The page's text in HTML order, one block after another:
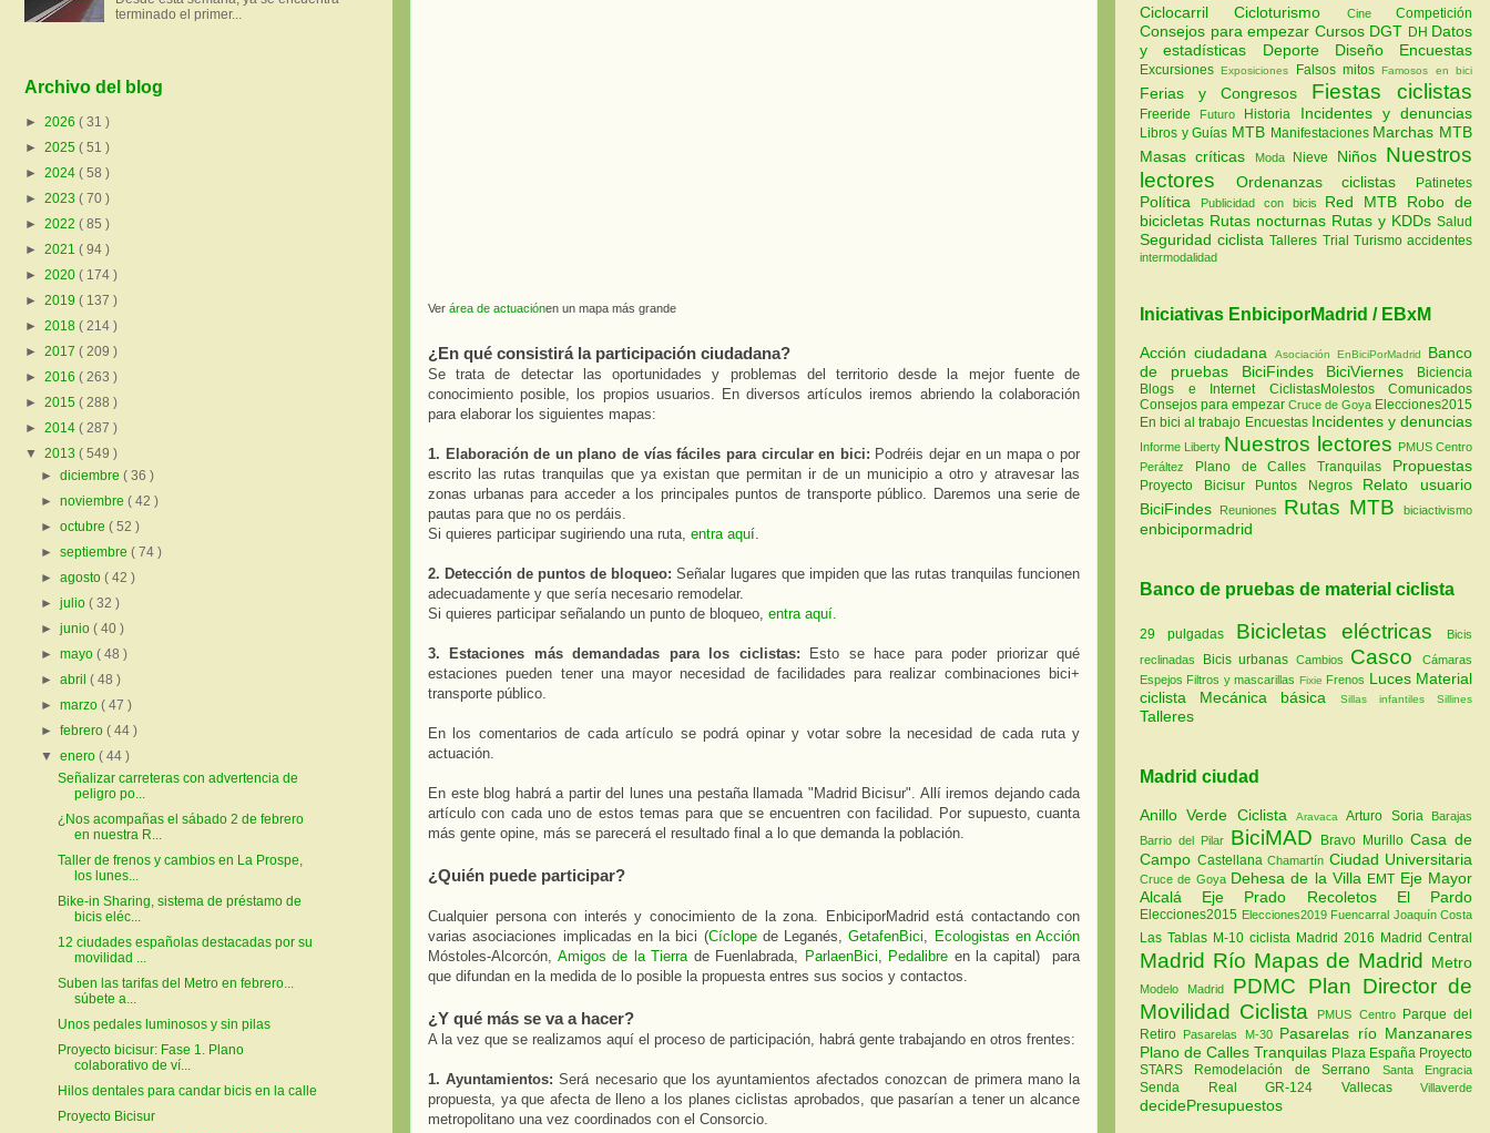
Ver área de actuaciónen un mapa más grande
¿En qué consistirá la participación ciudadana?
Se trata de detectar las oportunidades y problemas del territorio desde la mejor fuente de
conocimiento posible, los propios usuarios. En diversos artículos iremos abriendo la colaboración
para elaborar los siguientes mapas:
1. Elaboración de un plano de vías fáciles para circular en bici: Podréis dejar en un mapa o por
escrito las rutas tranquilas que ya existan que permitan ir de un municipio a otro y atravesar las
zonas urbanas para acceder a los principales puntos de transporte público. Daremos una serie de
pautas para que no os perdáis.
Si quieres participar sugiriendo una ruta, entra aquí.
2. Detección de puntos de bloqueo: Señalar lugares que impiden que las rutas tranquilas funcionen
adecuadamente y que sería necesario remodelar.
Si quieres participar señalando un punto de bloqueo, entra aquí.
3. Estaciones más demandadas para los ciclistas: Esto se hace para poder priorizar qué
estaciones pueden tener una mayor necesidad de facilidades para realizar combinaciones bici+
transporte público.
En los comentarios de cada artículo se podrá opinar y votar sobre la necesidad de cada ruta y
actuación.
En este blog habrá a partir del lunes una pestaña llamada "Madrid Bicisur". Allí iremos dejando cada
artículo con cada uno de estos temas para que se encuentren con facilidad. Por supuesto, cuanta
más gente opine, más se parecerá el resultado final a lo que demanda la población.
¿Quién puede participar?
Cualquier persona con interés y conocimiento de la zona. EnbiciporMadrid está contactando con
varias asociaciones implicadas en la bici (Cíclope de Leganés,GetafenBici
Ecologistas en Acción
Móstoles-Alcorcón, Amigos de la Tierra de Fuenlabrada, ParlaenBici Pedalibre en la capital) para
que difundan en la medida de lo posible la propuesta entres sus socios y contactos.
¿Y qué más se va a hacer?
A la vez que se realizamos aquí el proceso de participación, habrá gente trabajando en otros frentes:
1. Ayuntamientos:Será necesario que los ayuntamientos afectados conozcan de primera mano la
propuesta, ya que afecta de lleno a los planes ciclistas aprobados, que pasarían a tener un alcance
metropolitano una vez coordinados con el Consorcio.
terminado el primer...
Archivo del blog
► 2026 ( 31 )
► 2025 ( 51 )
► 2024 ( 58 )
► 2023 ( 70 )
► 2022 ( 85 )
► 2021 ( 94 )
► 2020 ( 174 )
► 2019 ( 137 )
► 2018 ( 214 )
► 2017 ( 209 )
► 2016 ( 263 )
► 2015 ( 288 )
► 2014 ( 287 )
▼ 2013 ( 549 )
►diciembre( 36 )
►noviembre( 42 )
►octubre( 52 )
►septiembre( 74 )
►agosto( 42 )
►julio( 32 )
►junio( 40 )
►mayo( 48 )
►abril( 48 )
►marzo( 47 )
►febrero( 44 )
▼enero( 44 )
Señalizar carreteras con advertencia de
peligro po...
¿Nos acompañas el sábado 2 de febrero
en nuestra R...
Taller de frenos y cambios en La Prospe,
los lunes...
Bike-in Sharing, sistema de préstamo de
bicis eléc...
12 ciudades españolas destacadas por su
movilidad ...
Suben las tarifas del Metro en febrero...
súbete a...
Unos pedales luminosos y sin pilas
Proyecto bicisur: Fase 1. Plano
colaborativo de ví...
Hilos dentales para candar bicis en la calle
Proyecto Bicisur
CiclocarrilCicloturismo CineCompetición
Consejos para empezar Cursos DGT DH Datos
y estadísticas Deporte Diseño Encuestas
ExcursionesExposiciones Falsos mitosFamosos en bici
Ferias y Congresos Fiestas ciclistas
Freeride Futuro Historia Incidentes y denuncias
Libros y Guías MTB Manifestaciones Marchas MTB
Masas críticas
Moda Nieve Niños Nuestros
lectores
Ordenanzas ciclistas Patinetes
Política Publicidad con bicis Red MTB Robo de
bicicletas Rutas nocturnas Rutas y KDDs Salud
Seguridad ciclistaTalleres Trial Turismoaccidentes
intermodalidad
Iniciativas EnbiciporMadrid / EBxM
Acción ciudadana Asociación EnBiciPorMadrid
Banco
de pruebas
BiciFindes BiciViernes
Biciencia
Blogs e Internet
CiclistasMolestos
Comunicados
Consejos para empezar Cruce de Goya Elecciones2015
En bici al trabajo Encuestas Incidentes y denuncias
Informe Liberty Nuestros lectores
PMUS Centro
Peráltez
Plano de Calles Tranquilas Propuestas
Proyecto Bicisur Puntos Negros
Relato usuario
BiciFindes
Reuniones Rutas MTB biciactivismo
enbicipormadrid
Banco de pruebas de material ciclista
29 pulgadas Bicicletas eléctricas
Bicis
reclinadas
Bicis urbanas Cambios Casco
Cámaras
Espejos Filtros y mascarillas Fixie Frenos Luces Material
ciclista
Mecánica básica Sillas infantiles Sillines
Talleres
Madrid ciudad
Anillo Verde Ciclista AravacaArturo Soria
Barajas
Barrio del Pilar BiciMAD Bravo MurilloCasa de
Campo Castellana Chamartín Ciudad Universitaria
Cruce de Goya Dehesa de la Villa EMT Eje Mayor
Alcalá Eje Prado Recoletos El Pardo
Elecciones2015 Elecciones2019 Fuencarral Joaquín Costa
Las Tablas M-10 ciclista Madrid 2016 Madrid Central
Madrid Río Mapas de Madrid Metro
Modelo Madrid PDMC Plan Director de
Movilidad Ciclista
PMUS Centro Parque del
Retiro Pasarelas M-30 Pasarelas río Manzanares
Plano de Calles Tranquilas Plaza España Proyecto
STARS Remodelación de Serrano Santa Engracia
Senda Real GR-124 Vallecas Villaverde
decidePresupuestos